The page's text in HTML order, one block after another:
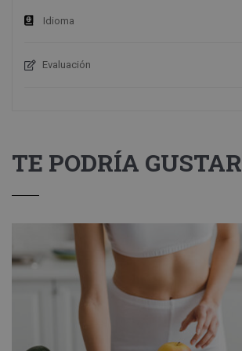
Idioma
Evaluación
TE PODRÍA GUSTAR